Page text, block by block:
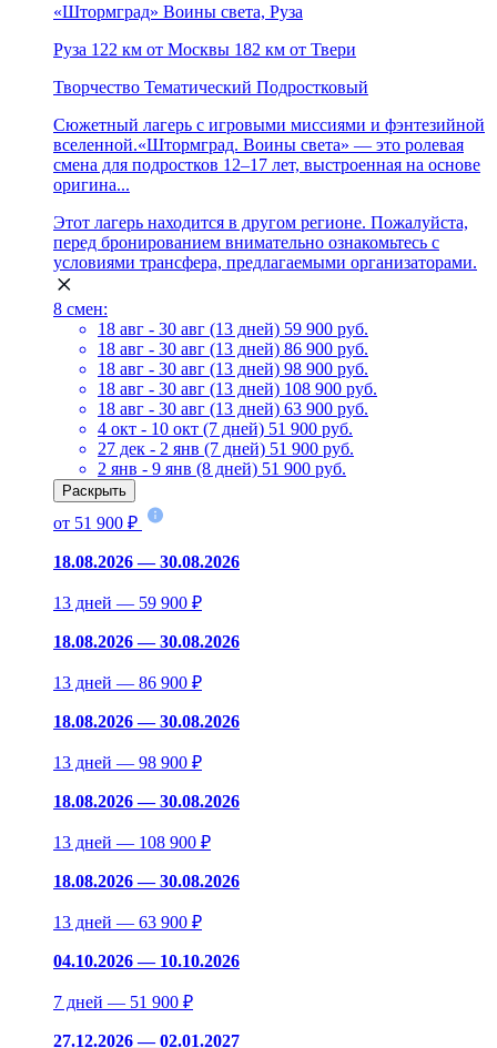
«Штормград» Воины света, Руза
Руза 122 км от Москвы 182 км от Твери
Творчество Тематический Подростковый
Сюжетный лагерь с игровыми миссиями и фэнтезийной
вселенной.«Штормград. Воины света» — это ролевая
смена для подростков 12–17 лет, выстроенная на основе
оригина...
Этот лагерь находится в другом регионе. Пожалуйста,
перед бронированием внимательно ознакомьтесь с
условиями трансфера, предлагаемыми организаторами.
8 смен:
18 авг - 30 авг (13 дней) 59 900 руб.
18 авг - 30 авг (13 дней) 86 900 руб.
18 авг - 30 авг (13 дней) 98 900 руб.
18 авг - 30 авг (13 дней) 108 900 руб.
18 авг - 30 авг (13 дней) 63 900 руб.
4 окт - 10 окт (7 дней) 51 900 руб.
27 дек - 2 янв (7 дней) 51 900 руб.
2 янв - 9 янв (8 дней) 51 900 руб.
Раскрыть
от 51 900 ₽
18.08.2026 — 30.08.2026
13 дней — 59 900 ₽
18.08.2026 — 30.08.2026
13 дней — 86 900 ₽
18.08.2026 — 30.08.2026
13 дней — 98 900 ₽
18.08.2026 — 30.08.2026
13 дней — 108 900 ₽
18.08.2026 — 30.08.2026
13 дней — 63 900 ₽
04.10.2026 — 10.10.2026
7 дней — 51 900 ₽
27.12.2026 — 02.01.2027